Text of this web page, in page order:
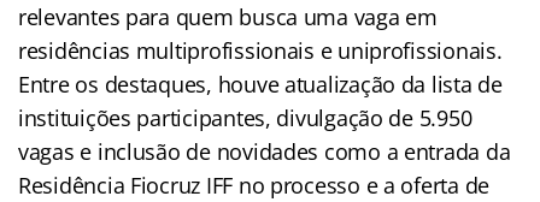
relevantes para quem busca uma vaga em
residências multiprofissionais e uniprofissionais.
Entre os destaques, houve atualização da lista de
instituições participantes, divulgação de 5.950
vagas e inclusão de novidades como a entrada da
Residência Fiocruz IFF no processo e a oferta de